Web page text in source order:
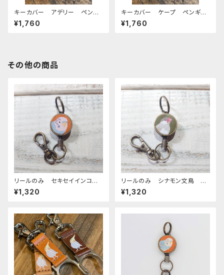
キーカバー アデリー ペンギ
ン CAMEL キャメル 栃木
レザー
¥1,760
キーカバー ケープ ペンギ
ン CAMEL キャメル 栃木
レザー
¥1,760
その他の商品
リールのみ セキセイインコ
ノーマルブルー キャメル せき
せいいんこ
¥1,320
リールのみ シナモン文鳥 グ
リーン 文鳥 ぶんちょう ブン
チョウ
¥1,320